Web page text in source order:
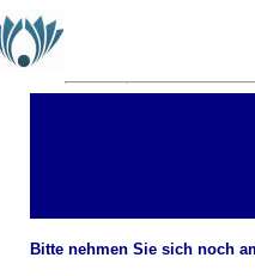
Bitte nehmen Sie sich noch